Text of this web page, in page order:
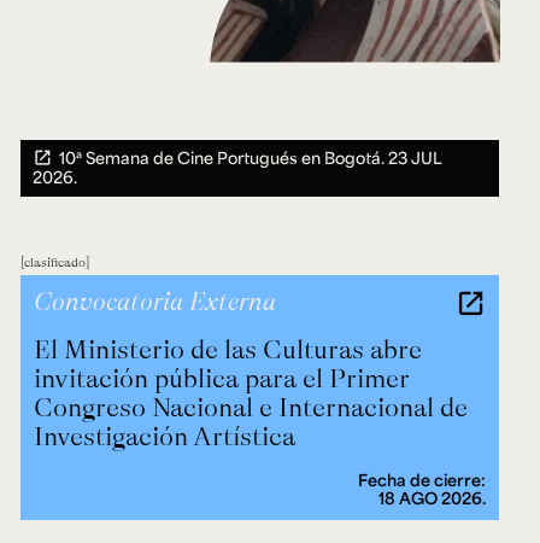
10ª Semana de Cine Portugués en Bogotá.23 JUL
2026.
clasificado
El Ministerio de las Culturas abre
invitación pública para el Primer
Congreso Nacional e Internacional de
Investigación Artística
Convocatoria Externa
Fecha de cierre:
18 AGO 2026.